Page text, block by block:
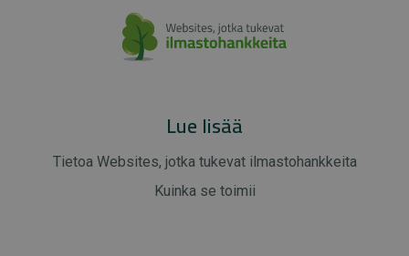
Lue lisää
Tietoa Websites, jotka tukevat ilmastohankkeita
Kuinka se toimii